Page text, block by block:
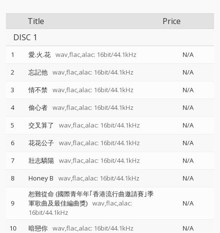
Title
Price
DISC 1
1 愛.火.花 wav,flac,alac: 16bit/44.1kHz
N/A
2
忘記他 wav,flac,alac: 16bit/44.1kHz
N/A
3
情不禁 wav,flac,alac: 16bit/44.1kHz
N/A
4
偷心者 wav,flac,alac: 16bit/44.1kHz
N/A
5
交叉算了 wav,flac,alac: 16bit/44.1kHz
N/A
6
花花公子 wav,flac,alac: 16bit/44.1kHz
N/A
7
壯志驕陽 wav,flac,alac: 16bit/44.1kHz
N/A
8
Honey B wav,flac,alac: 16bit/44.1kHz N/A
9
恕難從命 (國際青年年｢香港流行曲邀請賽｣季
軍歌曲及最佳編曲獎) wav,flac,alac:
16bit/44.1kHz
N/A
10 暗戀你 wav,flac,alac: 16bit/44.1kHz
N/A